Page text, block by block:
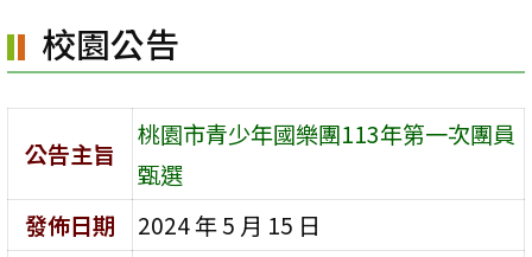
容
區
校園公告
公告主旨
桃園市青少年國樂團113年第一次團員
甄選
發佈日期
2024 年 5 月 15 日